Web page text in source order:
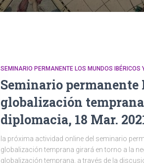
SEMINARIO PERMANENTE LOS MUNDOS
Seminario
globalización
diplomacia, 18 Mar.
la próxima actividad online del seminario
globalización temprana girará en torno a la
globalización temprana, a través de la